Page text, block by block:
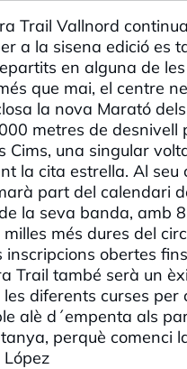
Trail Vallnord
a la sisena edició es
en alguna de
que mai, el centre
la nova Marató
metres de
Cims, una singular
la cita estrella. Al
part del calendari
la seva banda, amb
més dures del
obertes
Trail també serà un
diferents curses
alè d´empenta als
perquè comenci
López